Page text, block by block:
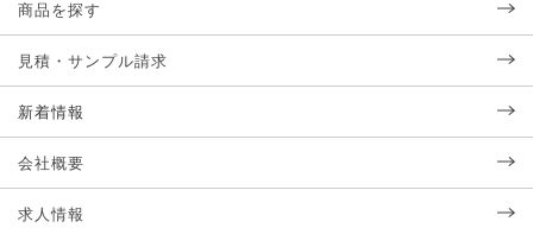
商品を探す
見積・サンプル請求
新着情報
会社概要
求人情報